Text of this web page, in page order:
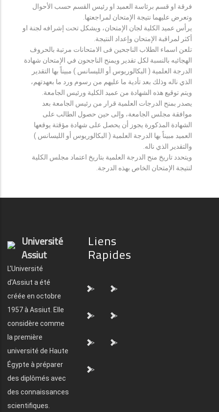
فرقة او قسم برئاسة العميد او رئيس القسم حسب الأحوال
وتعرض عليهما نتيجة الإمتحان لمراجعتها.
يرأس عميد الكلية لجان الإمتحان، ويشكل تحت إشرافه لجنة او
أكثر لمراقبة الإمتحان وإعداد النتيجة.
تلعن اسماء الطلاب الناجحين فى الامتحانات مرتبة بالحروف
الهجائيه بالنسبة لكل تقدير ويمنح الناجحون في الإمتحان شهادة
الدرجة العلمية ( البكالوريوس أو الليسانس ) مبيناً بها التقدير
الذي ناله وذلك بعد تأدية ما عليهم من رسوم ورد ما بعهدتهم،
ويتم توقيع هذه الشهادة من عميد الكلية ورئيس الجامعة.
يصدر بمنح الدرجات العلمية قرار من رئيس الجامعة بعد
موافقة مجلس الجامعة، وإلى حين حصول الطالب على
الشهادة المذكورة يجوز أن يحصل على شهادة مؤقتة يوقعها
العميد مبيناً بها الدرجة العلمية ( البكالوريوس أو الليسانس )
والتقدير الذي ناله.
ويتحدد تاريخ منح الدرجة العلمية بتاريخ اعتماد مجلس الكلية
لنتيجة الإمتحان الخاص بهذه الدرجة.
Université
Assiut
L'Université
d'Assiut a été
créée en octobre
1957 à Assiut. Elle
considère comme
la première
université de Haute
Égypte à préparer
des diplômés avec
des connaissances
scientifiques.
Liens
Rapides
"> ">
"> ">
"> ">
">